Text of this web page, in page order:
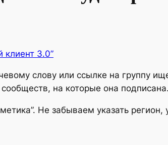
клиент 3.0”
слову или ссылке на группу
на которые она подписана.
Не забываем указать регион,